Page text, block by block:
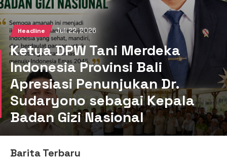
Headline Juli 22, 2026
Ketua DPW Tani Merdeka
Indonesia Provinsi Bali
Apresiasi Penunjukan Dr.
Sudaryono sebagai Kepala
Badan Gizi Nasional
Barita Terbaru